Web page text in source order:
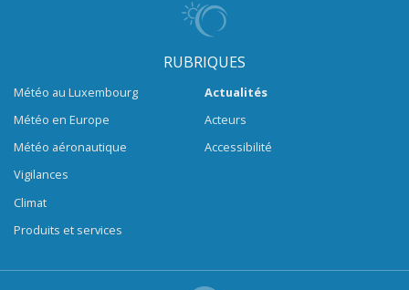
RUBRIQUES
Météo au Luxembourg
Météo en Europe
Météo aéronautique
Vigilances
Climat
Produits et services
Actualités
Acteurs
Accessibilité